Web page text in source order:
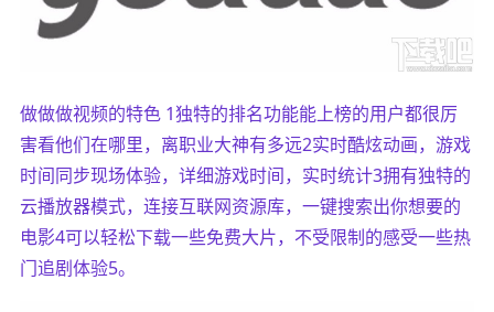
做做做视频的特色 1独特的排名功能能上榜的用户都很厉
害看他们在哪里，离职业大神有多远2实时酷炫动画，游戏
时间同步现场体验，详细游戏时间，实时统计3拥有独特的
云播放器模式，连接互联网资源库，一键搜索出你想要的
电影4可以轻松下载一些免费大片，不受限制的感受一些热
门追剧体验5。